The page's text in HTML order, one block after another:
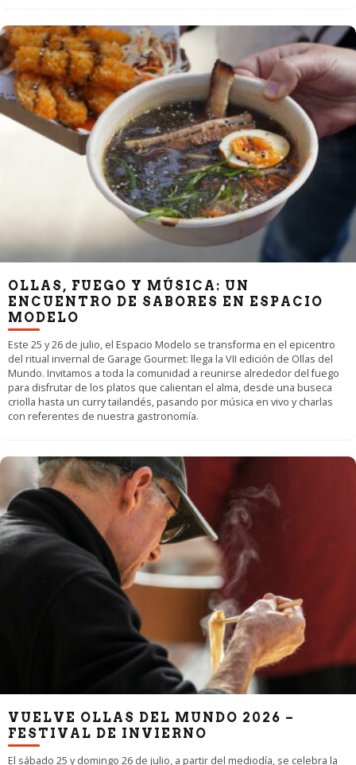
OLLAS, FUEGO Y MÚSICA: UN
ENCUENTRO DE SABORES EN ESPACIO
MODELO
Este 25 y 26 de julio, el Espacio Modelo se transforma en el epicentro
del ritual invernal de Garage Gourmet: llega la VII edición de Ollas del
Mundo. Invitamos a toda la comunidad a reunirse alrededor del fuego
para disfrutar de los platos que calientan el alma, desde una buseca
criolla hasta un curry tailandés, pasando por música en vivo y charlas
con referentes de nuestra gastronomía.
VUELVE OLLAS DEL MUNDO 2026 –
FESTIVAL DE INVIERNO
El sábado 25 y domingo 26 de julio, a partir del mediodía, se celebra la